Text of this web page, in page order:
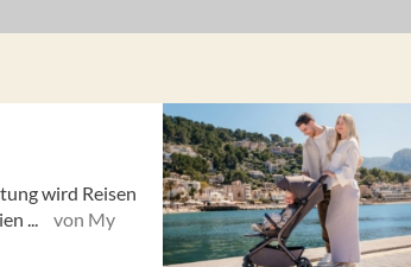
wird Reisen
...
von My